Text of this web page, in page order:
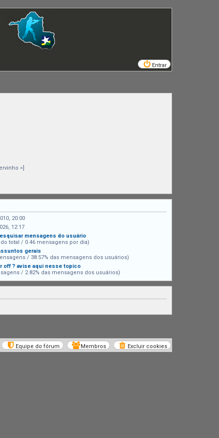
Entrar
=]
20:00
12:17
mensagens do usuário
do total / 0.46 mensagens por dia)
gerais
/ 38.57% das mensagens dos usuários)
off ? avise aqui nesse topico
/ 2.82% das mensagens dos usuários)
Excluir cookies
Membros
Equipe do fórum